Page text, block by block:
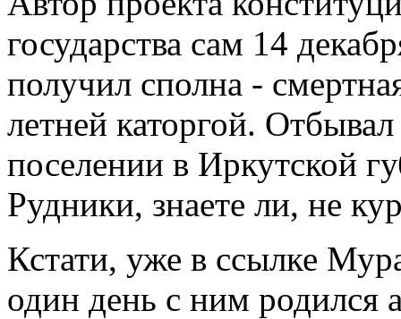
государства сам 14
получил сполна -
летней каторгой.
поселении в Иркутской
Рудники, знаете ли, не
Кстати, уже в ссылке
один день с ним родился